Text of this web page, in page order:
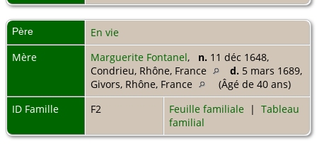
Père
En vie
Mère
Marguerite Fontanel, n. 11 déc 1648,
Condrieu, Rhône, France
d. 5 mars 1689,
Givors, Rhône, France
(Âgé de 40 ans)
ID Famille
F2 Feuille familiale | Tableau
familial